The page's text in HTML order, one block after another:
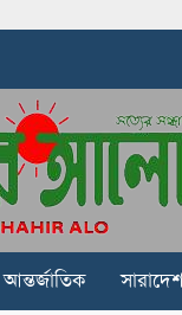
আন্তর্জাতিক সারাদেশ